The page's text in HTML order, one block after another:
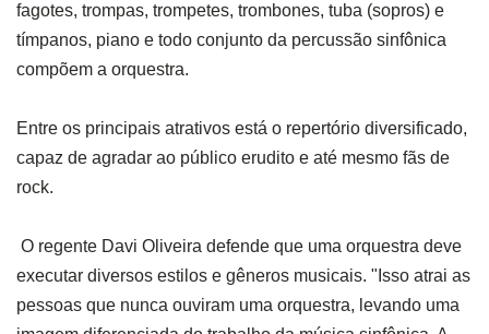
fagotes, trompas, trompetes, trombones, tuba (sopros) e
tímpanos, piano e todo conjunto da percussão sinfônica
compõem a orquestra.
Entre os principais atrativos está o repertório diversificado,
capaz de agradar ao público erudito e até mesmo fãs de
rock.
O regente Davi Oliveira defende que uma orquestra deve
executar diversos estilos e gêneros musicais. " Isso atrai as
pessoas que nunca ouviram uma orquestra, levando uma